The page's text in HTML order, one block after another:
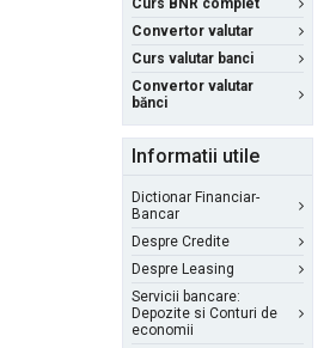
Curs BNR complet
Convertor valutar
Curs valutar banci
Convertor valutar
bănci
Informatii utile
Dictionar Financiar-
Bancar
Despre Credite
Despre Leasing
Servicii bancare:
Depozite si Conturi de
economii